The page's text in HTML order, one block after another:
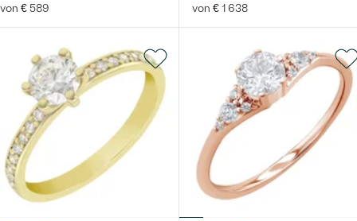
von € 589 von € 1 638